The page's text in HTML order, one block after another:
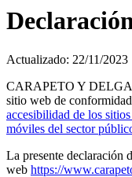
Actualizado: 22/11/2023
CARAPETO Y
sitio web de
accesibilidad de los
móviles del sector
La presente declaración
web https://